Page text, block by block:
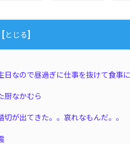
[とじる]
日なので昼過ぎに仕事を抜けて食事に
厨なかむら
切が出てきた。。哀れなもんだ。。